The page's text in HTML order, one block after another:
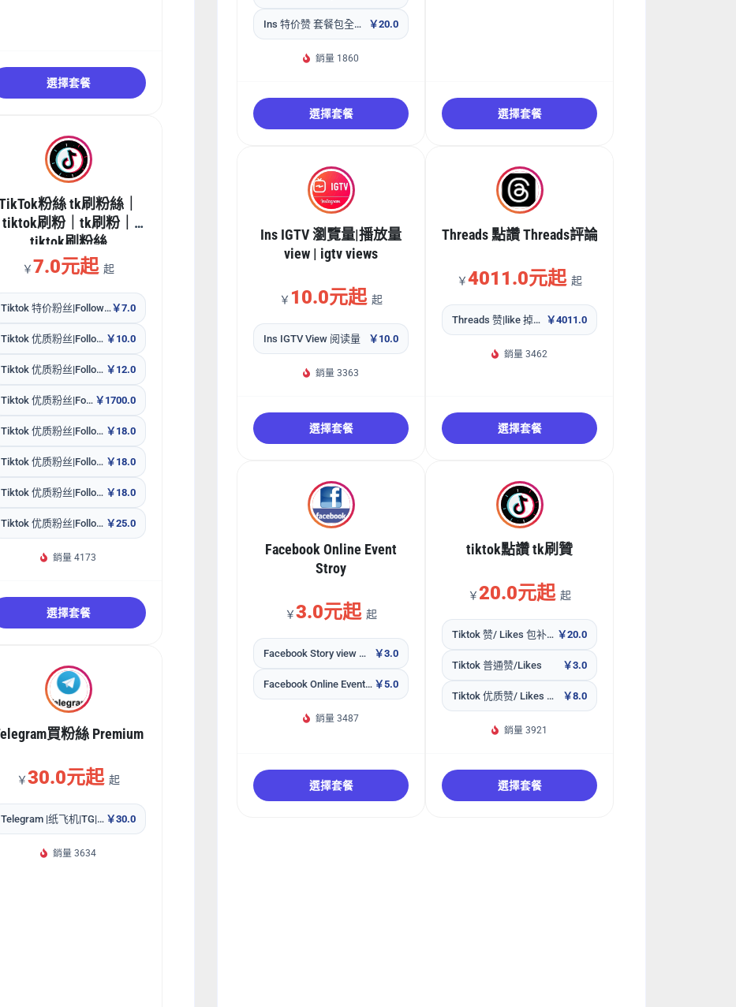
選擇套餐
粉絲 tk刷粉絲｜
tiktok刷粉｜tk刷粉｜
tiktok刷粉絲
￥7.0元起 起
Tiktok 特价粉丝|Follow 掉 不补 无售后￥7.0
Tiktok 优质粉丝|Follow 包补30天 ￥10.0
Tiktok 优质粉丝|Follow 亚洲-东南亚 包补30天 ￥12.0
Tiktok 优质粉丝|Follow 包补30天【10K套餐包】 ￥1700.0
Tiktok 优质粉丝|Follow Female 包补30天 ￥18.0
Tiktok 优质粉丝|Follow USA 美国 包补30天 ￥18.0
Tiktok 优质粉丝|Follow Male 包补30天 ￥18.0
Tiktok 优质粉丝|Follow 包补60天 ￥25.0
銷量 4173
選擇套餐
買粉絲 Premium
￥30.0元起 起
Telegram |纸飞机|TG|电报|电报群粉丝|订阅 ⭐ Premium members 包补30天 ￥30.0
銷量 3634
Ins 特价赞 套餐包全网性价比最高【请输入帖子链接】 ￥20.0
銷量 1860
選擇套餐 選擇套餐
Ins IGTV 瀏覽量|播放量
view | igtv views
￥ 10.0元起 起
Ins IGTV View 阅读量 ￥10.0
銷量 3363
選擇套餐
Threads 點讚 Threads評論
￥4011.0元起 起
Threads 赞|like 掉不补 ￥4011.0
銷量 3462
選擇套餐
Facebook Online Event
Stroy
￥3.0元起 起
Facebook Story view 掉不补 ￥3.0
Facebook Online Event Going按钮 补30天 ￥5.0
銷量 3487
選擇套餐
tiktok點讚 tk刷贊
￥20.0元起 起
Tiktok 赞/ Likes 包补30天【1K套餐包】 ￥20.0
Tiktok 普通赞/Likes ￥3.0
Tiktok 优质赞/ Likes 包补30天 ￥8.0
銷量 3921
選擇套餐